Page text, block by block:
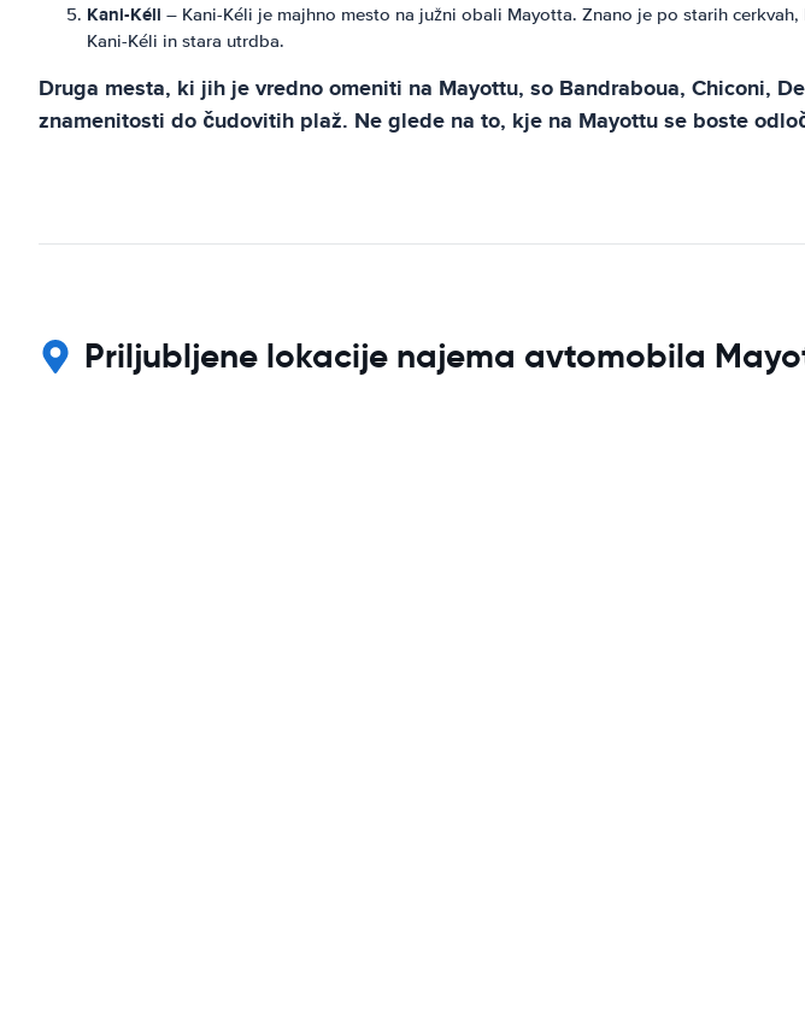
Kani-Kéli – Kani-Kéli je majhno mesto na južni obali Mayotta. Znano je po starih
Kani-Kéli in stara utrdba.
Druga mesta, ki jih je vredno omeniti na Mayottu, so Bandraboua, Chiconi,
znamenitosti do čudovitih plaž. Ne glede na to, kje na Mayottu se boste
Priljubljene lokacije najema avtomobila